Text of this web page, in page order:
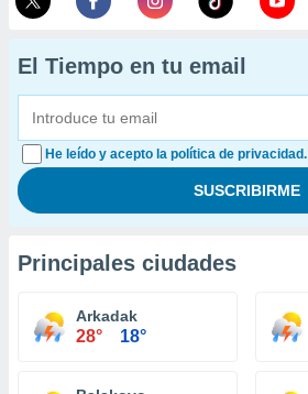
El Tiempo en tu email
He leído y acepto la política de privacidad.
Principales ciudades
Arkadak
28° 18°